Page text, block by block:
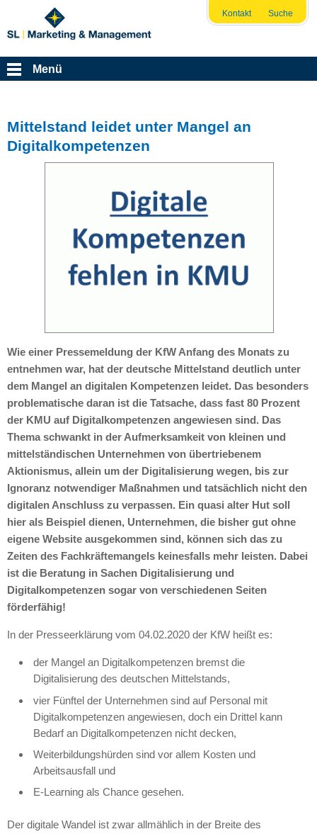
Kontakt Suche
Menü
Mittelstand leidet unter Mangel an
Digitalkompetenzen
Wie einer Pressemeldung der KfW Anfang des Monats zu
entnehmen war, hat der deutsche Mittelstand deutlich unter
dem Mangel an digitalen Kompetenzen leidet. Das besonders
problematische daran ist die Tatsache, dass fast 80 Prozent
der KMU auf Digitalkompetenzen angewiesen sind. Das
Thema schwankt in der Aufmerksamkeit von kleinen und
mittelständischen Unternehmen von übertriebenem
Aktionismus, allein um der Digitalisierung wegen, bis zur
Ignoranz notwendiger Maßnahmen und tatsächlich nicht den
digitalen Anschluss zu verpassen. Ein quasi alter Hut soll
hier als Beispiel dienen, Unternehmen, die bisher gut ohne
eigene Website ausgekommen sind, können sich das zu
Zeiten des Fachkräftemangels keinesfalls mehr leisten. Dabei
ist die Beratung in Sachen Digitalisierung und
Digitalkompetenzen sogar von verschiedenen Seiten
förderfähig!
In der Presseerklärung vom 04.02.2020 der KfW heißt es:
der Mangel an Digitalkompetenzen bremst die
Digitalisierung des deutschen Mittelstands,
vier Fünftel der Unternehmen sind auf Personal mit
Digitalkompetenzen angewiesen, doch ein Drittel kann
Bedarf an Digitalkompetenzen nicht decken,
Weiterbildungshürden sind vor allem Kosten und
Arbeitsausfall und
E-Learning als Chance gesehen.
Der digitale Wandel ist zwar allmählich in der Breite des